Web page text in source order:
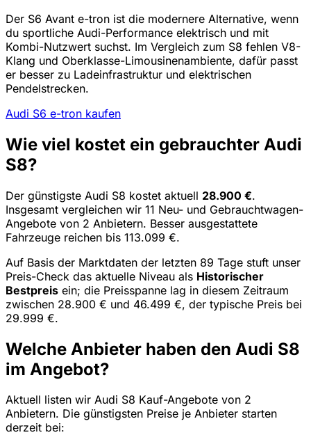
Der S6 Avant e-tron ist die modernere Alternative, wenn
du sportliche Audi-Performance elektrisch und mit
Kombi-Nutzwert suchst. Im Vergleich zum S8 fehlen V8-
Klang und Oberklasse-Limousinenambiente, dafür passt
er besser zu Ladeinfrastruktur und elektrischen
Pendelstrecken.
Audi S6 e-tron kaufen
Wie viel kostet ein gebrauchter Audi
S8?
Der günstigste Audi S8 kostet aktuell 28.900 €.
Insgesamt vergleichen wir 11 Neu- und Gebrauchtwagen-
Angebote von 2 Anbietern. Besser ausgestattete
Fahrzeuge reichen bis 113.099 €.
Auf Basis der Marktdaten der letzten 89 Tage stuft unser
Preis-Check das aktuelle Niveau als Historischer
Bestpreis ein; die Preisspanne lag in diesem Zeitraum
zwischen 28.900 € und 46.499 €, der typische Preis bei
29.999 €.
Welche Anbieter haben den Audi S8
im Angebot?
Aktuell listen wir Audi S8 Kauf-Angebote von 2
Anbietern. Die günstigsten Preise je Anbieter starten
derzeit bei: